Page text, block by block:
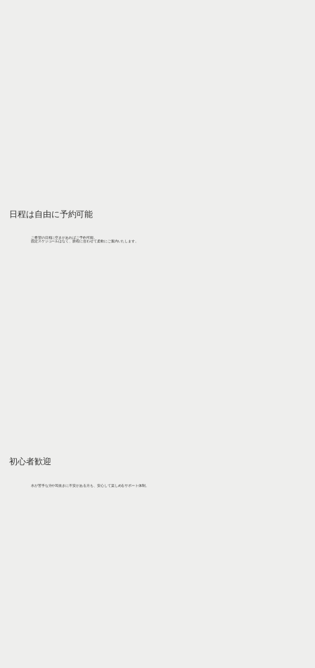
日程は自由に予約可能
ご希望の日程に空きがあればご予約可能。
固定スケジュールはなく、旅程に合わせて柔軟にご案内いたします。
初心者歓迎
水が苦手な方や耳抜きに不安がある方も、安心して楽しめるサポート体制。